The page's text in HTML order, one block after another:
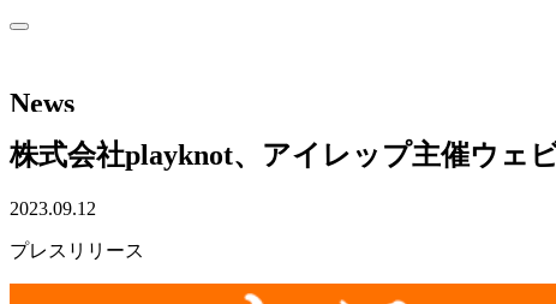
News
株式会社playknot、アイレップ主催ウェ
2023.09.12
プレスリリース